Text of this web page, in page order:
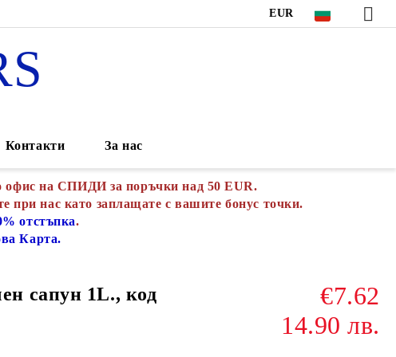
EUR
Контакти За нас
офис на СПИДИ за поръчки над 50 EUR.
при нас като заплащате с вашите бонус точки.
отстъпка.
Карта.
сапун 1L., код
€7.62
14.90 лв.